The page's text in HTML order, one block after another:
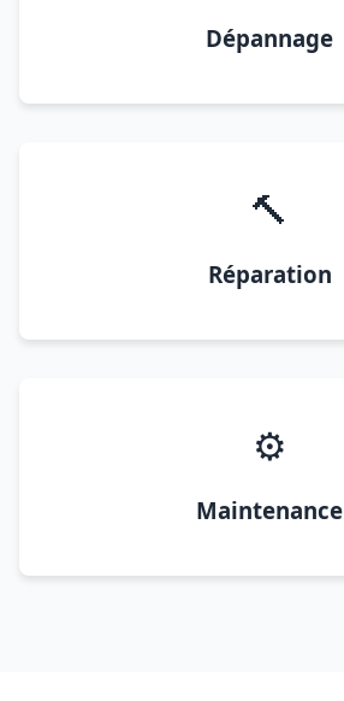
Dépannage
🔨
Réparation
⚙️
Maintenance